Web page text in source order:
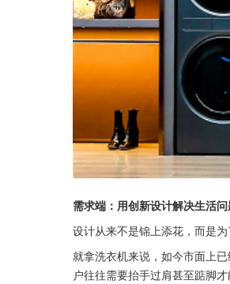
需求端：用创新设计解决生活
设计从来不是锦上添花，而是
就拿洗衣机来说，如今市面上
户往往需要抬手过肩甚至踮脚